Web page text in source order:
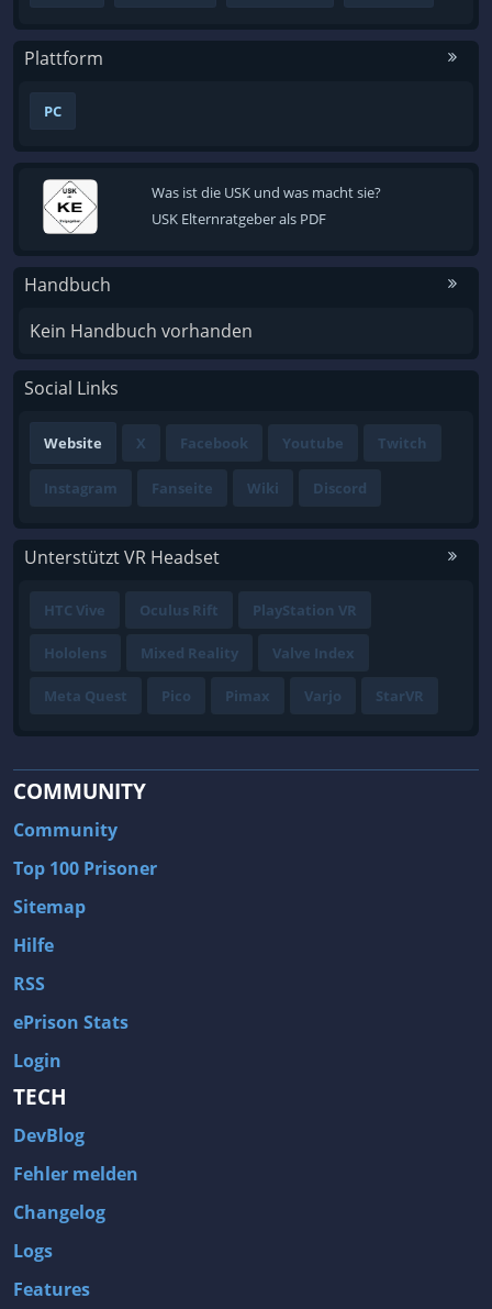
Plattform
PC
Was ist die USK und was macht sie?
USK Elternratgeber als PDF
Handbuch
Kein Handbuch vorhanden
Social Links
Website X Facebook Youtube Twitch
Instagram Fanseite Wiki Discord
Unterstützt VR Headset
HTC Vive Oculus Rift PlayStation VR
Hololens Mixed Reality Valve Index
Meta Quest Pico Pimax Varjo StarVR
COMMUNITY
Community
Top 100 Prisoner
Sitemap
Hilfe
RSS
ePrison Stats
Login
TECH
DevBlog
Fehler melden
Changelog
Logs
Features